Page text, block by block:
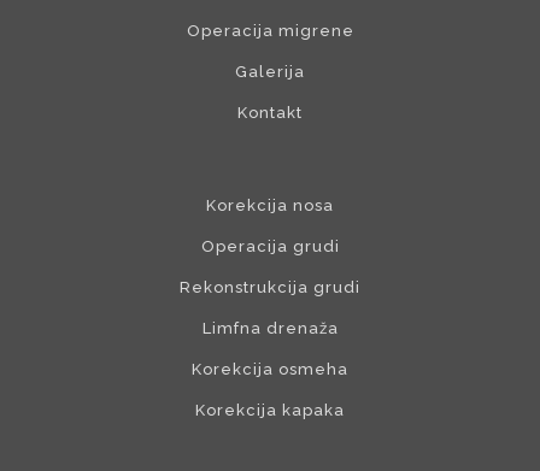
Operacija migrene
Galerija
Kontakt
Korekcija nosa
Operacija grudi
Rekonstrukcija grudi
Limfna drenaža
Korekcija osmeha
Korekcija kapaka